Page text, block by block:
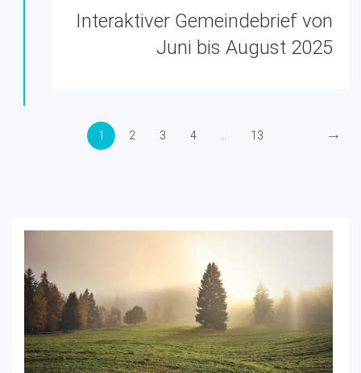
Interaktiver Gemeindebrief von
Juni bis August 2025
1 2 3 4 13 →